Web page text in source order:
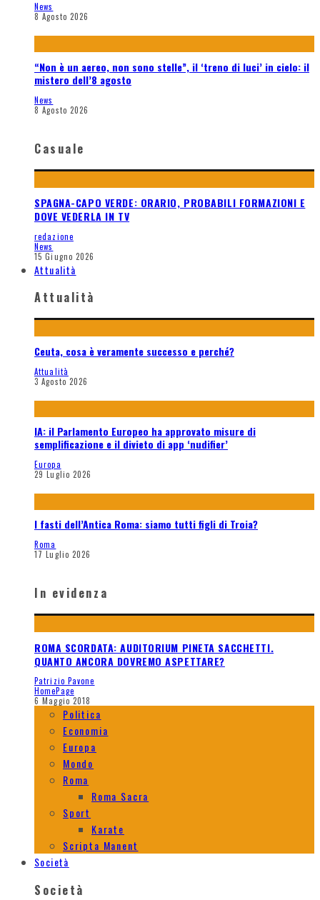
News
8 Agosto 2026
“Non è un aereo, non sono stelle”, il ‘treno di luci’ in cielo: il
mistero dell’8 agosto
News
8 Agosto 2026
Casuale
SPAGNA-CAPO VERDE: ORARIO, PROBABILI FORMAZIONI E
DOVE VEDERLA IN TV
redazione
News
15 Giugno 2026
Attualità
Attualità
Ceuta, cosa è veramente successo e perché?
Attualità
3 Agosto 2026
IA: il Parlamento Europeo ha approvato misure di
semplificazione e il divieto di app ‘nudifier’
Europa
29 Luglio 2026
I fasti dell’Antica Roma: siamo tutti figli di Troia?
Roma
17 Luglio 2026
In evidenza
ROMA SCORDATA: AUDITORIUM PINETA SACCHETTI.
QUANTO ANCORA DOVREMO ASPETTARE?
Patrizio Pavone
HomePage
6 Maggio 2018
Politica
Economia
Europa
Mondo
Roma
Roma Sacra
Sport
Karate
Scripta Manent
Società
Società